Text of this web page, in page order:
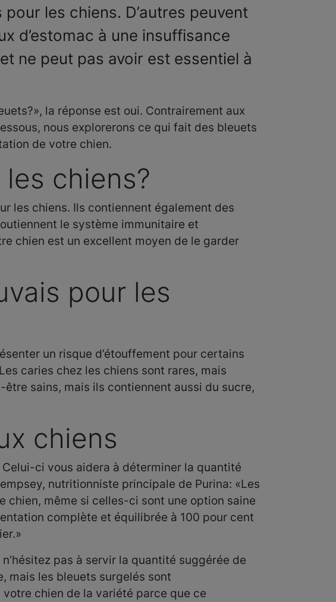
les chiens. D’autres peuvent
d’estomac à une insuffisance
ne peut pas avoir est essentiel à
la réponse est oui. Contrairement aux
nous explorerons ce qui fait des bleuets
de votre chien.
chiens?
les chiens. Ils contiennent également des
le système immunitaire et
chien est un excellent moyen de le garder
pour les
un risque d’étouffement pour certains
caries chez les chiens sont rares, mais
sains, mais ils contiennent aussi du sucre,
chiens
ci vous aidera à déterminer la quantité
nutritionniste principale de Purina: «Les
chien, même si celles-ci sont une option saine
complète et équilibrée à 100 pour cent
pas à servir la quantité suggérée de
mais les bleuets surgelés sont
chien de la variété parce que ce